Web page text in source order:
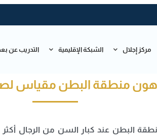
مركز إجلال الشبكة الإقليمية التدريب عن
منطقة البطن مقياس
البطن عند كبار السن من الرجال